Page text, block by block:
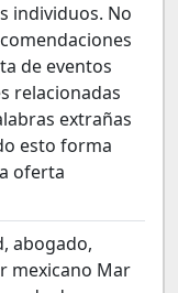
individuos. No
de eventos
relacionadas
extrañas
esto forma
oferta
abogado,
mexicano Mar